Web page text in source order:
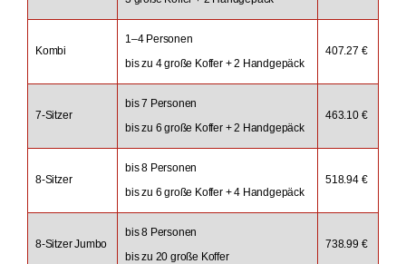
Kombi
1–4 Personen
bis zu 4 große Koffer + 2 Handgepäck
407.27 €
7-Sitzer
bis 7 Personen
bis zu 6 große Koffer + 2 Handgepäck
463.10 €
8-Sitzer
bis 8 Personen
bis zu 6 große Koffer + 4 Handgepäck
518.94 €
8-Sitzer Jumbo
bis 8 Personen
bis zu 20 große Koffer
738.99 €